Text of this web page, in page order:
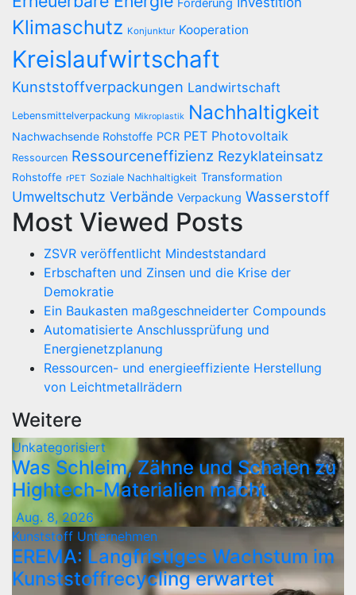
Förderung
Klimaschutz Konjunktur Kooperation
Kreislaufwirtschaft
Kunststoffverpackungen Landwirtschaft
Lebensmittelverpackung Mikroplastik Nachhaltigkeit
Nachwachsende Rohstoffe PCR PET Photovoltaik
Ressourcen Ressourceneffizienz Rezyklateinsatz
Rohstoffe rPET Soziale Nachhaltigkeit Transformation
Umweltschutz Verbände Verpackung Wasserstoff
Most Viewed Posts
ZSVR veröffentlicht Mindeststandard
Erbschaften und Zinsen und die Krise der
Demokratie
Ein Baukasten maßgeschneiderter Compounds
Automatisierte Anschlussprüfung und
Energienetzplanung
Ressourcen- und energieeffiziente Herstellung
von Leichtmetallrädern
Weitere
Unkategorisiert
Was Schleim, Zähne und Schalen zu
Hightech-Materialien macht
Aug. 8, 2026
Kunststoff Unternehmen
EREMA: Langfristiges Wachstum im
Kunststoffrecycling erwartet